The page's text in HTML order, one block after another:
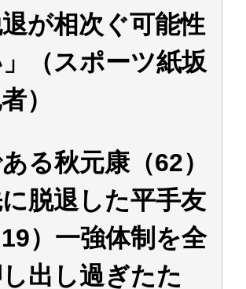
が相次ぐ可能性
（スポーツ紙坂
）
る秋元康（62）
脱退した平手友
）一強体制を全
出し過ぎたた